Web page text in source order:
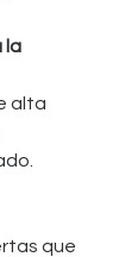
la
alta
que